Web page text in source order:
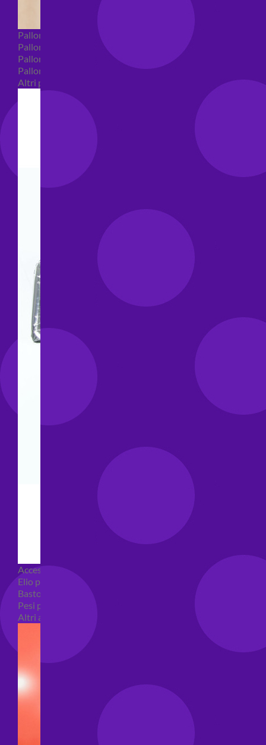
Palloncini Bubble
Palloncini numeri e lettere
Palloncini numeri e lettere piccoli
Palloncini numeri e lettere grandi
Altri palloncini numeri e lettere
Accessori e Attrezzatura palloncini
Elio per palloncini
Bastoncini per palloncini
Pesi per palloncini
Altri accessori palloncini